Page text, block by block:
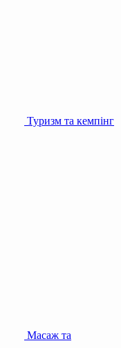
Туризм та кемпінг
Масаж та